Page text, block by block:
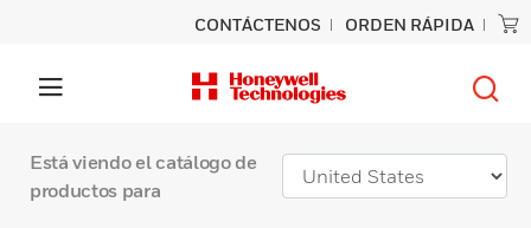
CONTÁCTENOS ORDEN RÁPIDA
Está viendo el catálogo de
productos para